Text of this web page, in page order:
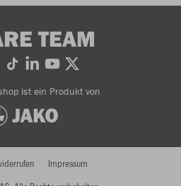
TEAM
ist ein Produkt von
Impressum